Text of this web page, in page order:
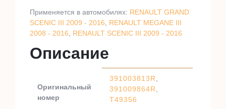
Применяется в автомобилях: RENAULT GRAND
SCENIC III 2009 - 2016
RENAULT MEGANE III
2008 - 2016
RENAULT SCENIC III 2009 - 2016
Описание
Оригинальный
номер
391003813R
391009864R
T49356